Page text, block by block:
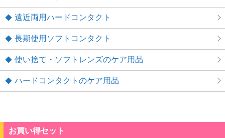
遠近両用ハードコンタクト
長期使用ソフトコンタクト
使い捨て・ソフトレンズのケア用品
ハードコンタクトのケア用品
お買い得セット